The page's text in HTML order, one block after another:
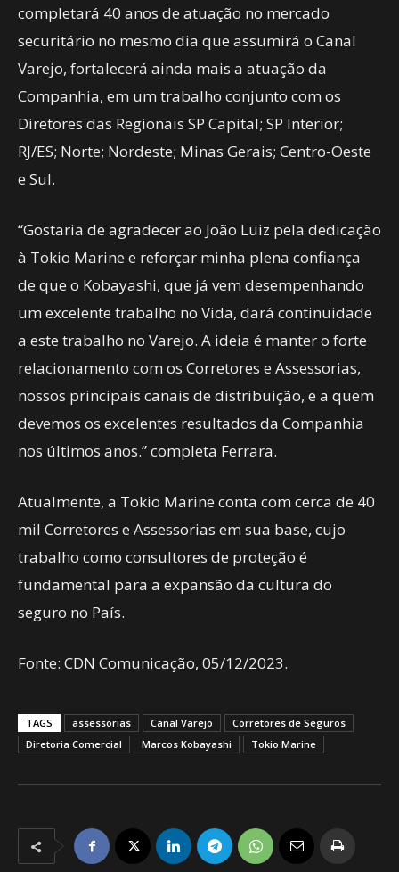
completará 40 anos de atuação no mercado
securitário no mesmo dia que assumirá o Canal
Varejo, fortalecerá ainda mais a atuação da
Companhia, em um trabalho conjunto com os
Diretores das Regionais SP Capital; SP Interior;
RJ/ES; Norte; Nordeste; Minas Gerais; Centro-Oeste
e Sul.
“Gostaria de agradecer ao João Luiz pela dedicação
à Tokio Marine e reforçar minha plena confiança
de que o Kobayashi, que já vem desempenhando
um excelente trabalho no Vida, dará continuidade
a este trabalho no Varejo. A ideia é manter o forte
relacionamento com os Corretores e Assessorias,
nossos principais canais de distribuição, e a quem
devemos os excelentes resultados da Companhia
nos últimos anos.” completa Ferrara.
Atualmente, a Tokio Marine conta com cerca de 40
mil Corretores e Assessorias em sua base, cujo
trabalho como consultores de proteção é
fundamental para a expansão da cultura do
seguro no País.
Fonte: CDN Comunicação, 05/12/2023.
TAGS assessorias Canal Varejo
Corretores de Seguros
Diretoria Comercial
Marcos Kobayashi Tokio Marine